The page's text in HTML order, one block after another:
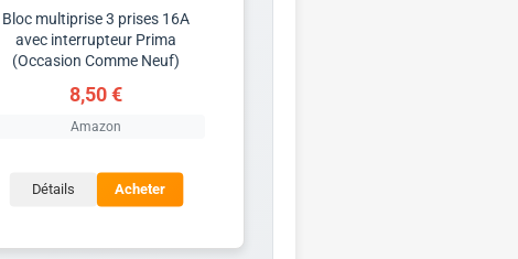
Bloc multiprise 3 prises 16A
avec interrupteur Prima
(Occasion Comme Neuf)
8,50 €
Amazon
Détails Acheter